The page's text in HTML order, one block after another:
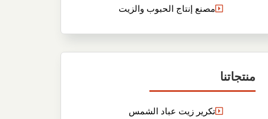
مصنع إنتاج الحبوب والزيت
منتجاتنا
تكرير زيت عباد الشمس